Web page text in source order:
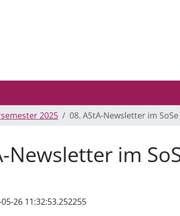
2025 08. AStA-Newsletter im
Newsletter im
26 11:32:53.252255